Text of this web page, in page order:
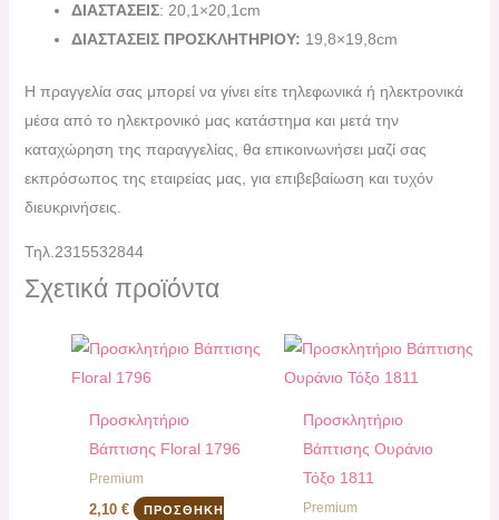
ΔΙΑΣΤΑΣΕΙΣ: 20,1×20,1cm
ΔΙΑΣΤΑΣΕΙΣ ΠΡΟΣΚΛΗΤΗΡΙΟΥ: 19,8×19,8cm
H πραγγελία σας μπορεί να γίνει είτε τηλεφωνικά ή ηλεκτρονικά
μέσα από το ηλεκτρονικό μας κατάστημα και μετά την
καταχώρηση της παραγγελίας, θα επικοινωνήσει μαζί σας
εκπρόσωπος της εταιρείας μας, για επιβεβαίωση και τυχόν
διευκρινήσεις.
Τηλ.2315532844
Σχετικά προϊόντα
Προσκλητήριο
Βάπτισης Floral 1796
Premium
2,10€ ΠΡΟΣΘΉΚΗ
Προσκλητήριο
Βάπτισης Ουράνιο
Τόξο 1811
Premium